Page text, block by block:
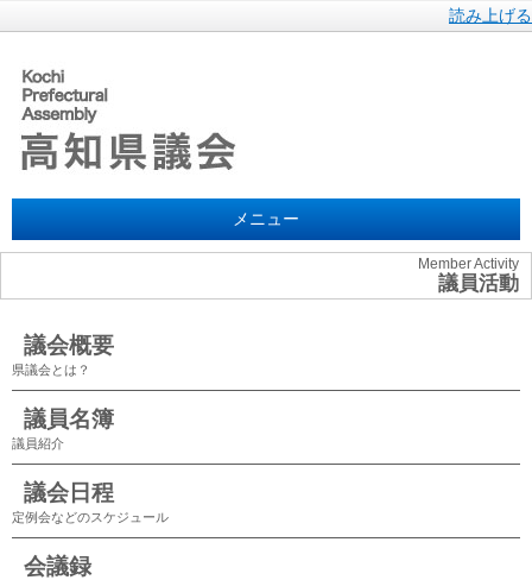
読み上げる
メニュー
Member Activity
議員活動
議会概要
県議会とは？
議員名簿
議員紹介
議会日程
定例会などのスケジュール
会議録